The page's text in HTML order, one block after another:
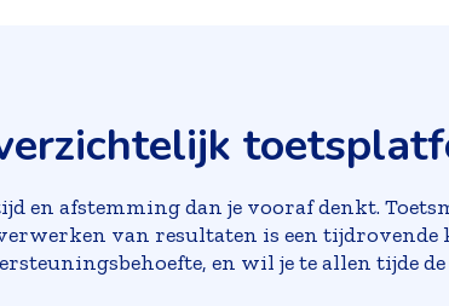
en afstemming dan je vooraf denkt.
van resultaten is een tijdrovende
en wil je te allen tijde